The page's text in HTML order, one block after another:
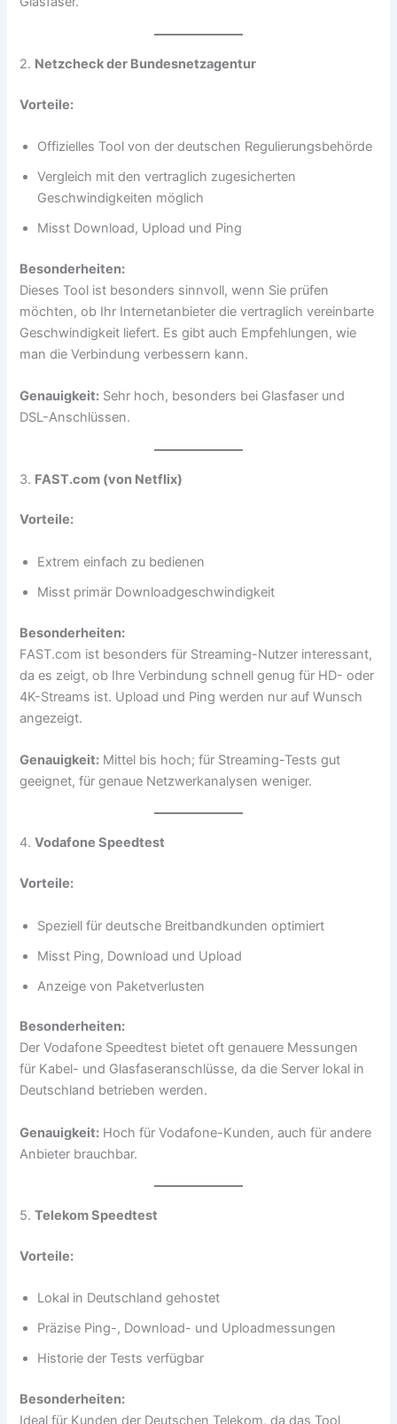
2. Netzcheck der Bundesnetzagentur
Vorteile:
Offizielles Tool von der deutschen Regulierungsbehörde
Vergleich mit den vertraglich zugesicherten
Geschwindigkeiten möglich
Misst Download, Upload und Ping
Besonderheiten:
Dieses Tool ist besonders sinnvoll, wenn Sie prüfen
möchten, ob Ihr Internetanbieter die vertraglich vereinbarte
Geschwindigkeit liefert. Es gibt auch Empfehlungen, wie
man die Verbindung verbessern kann.
Genauigkeit: Sehr hoch, besonders bei Glasfaser und
DSL-Anschlüssen.
3. FAST.com (von Netflix)
Vorteile:
Extrem einfach zu bedienen
Misst primär Downloadgeschwindigkeit
Besonderheiten:
FAST.com ist besonders für Streaming-Nutzer interessant,
da es zeigt, ob Ihre Verbindung schnell genug für HD- oder
4K-Streams ist. Upload und Ping werden nur auf Wunsch
angezeigt.
Genauigkeit: Mittel bis hoch; für Streaming-Tests gut
geeignet, für genaue Netzwerkanalysen weniger.
4.Vodafone Speedtest
Vorteile:
Speziell für deutsche Breitbandkunden optimiert
Misst Ping, Download und Upload
Anzeige von Paketverlusten
Besonderheiten:
Der Vodafone Speedtest bietet oft genauere Messungen
für Kabel- und Glasfaseranschlüsse, da die Server lokal in
Deutschland betrieben werden.
Genauigkeit: Hoch für Vodafone-Kunden, auch für andere
Anbieter brauchbar.
5.Telekom Speedtest
Vorteile:
Lokal in Deutschland gehostet
Präzise Ping-, Download- und Uploadmessungen
Historie der Tests verfügbar
Besonderheiten:
Ideal für Kunden der Deutschen Telekom, da das Tool